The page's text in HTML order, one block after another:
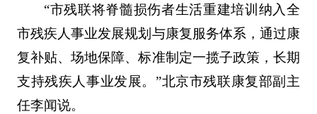
“市残联将脊髓损伤者生活重建培训纳入全
市残疾人事业发展规划与康复服务体系，通过康
复补贴、场地保障、标准制定一揽子政策，长期
支持残疾人事业发展。”北京市残联康复部副主
任李闻说。